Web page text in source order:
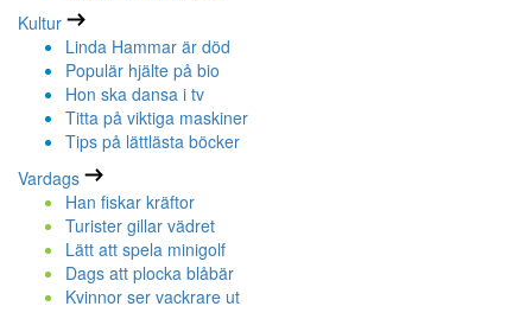
Kultur
Linda Hammar är död
Populär hjälte på bio
Hon ska dansa i tv
Titta på viktiga maskiner
Tips på lättlästa böcker
Vardags
Han fiskar kräftor
Turister gillar vädret
Lätt att spela minigolf
Dags att plocka blåbär
Kvinnor ser vackrare ut